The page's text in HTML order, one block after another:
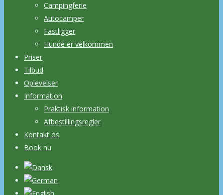
Campingferie
Autocamper
Fastligger
Hunde er velkommen
Priser
Tilbud
Oplevelser
Information
Praktisk information
Afbestillingsregler
Kontakt os
Book nu